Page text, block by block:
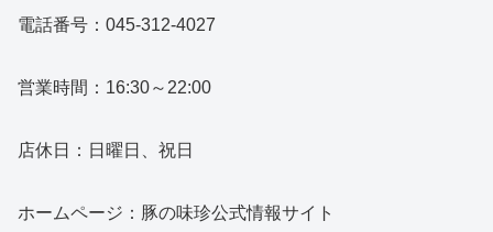
電話番号：045-312-4027
営業時間：16:30～22:00
店休日：日曜日、祝日
ホームページ：豚の味珍公式情報サイト